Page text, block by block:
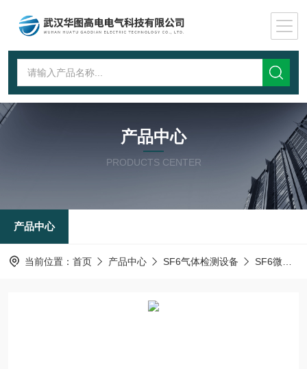
产品中心
PRODUCTS CENTER
产品中心
当前位置： 首页 产品中心 SF6气体检测设备 SF6微水仪